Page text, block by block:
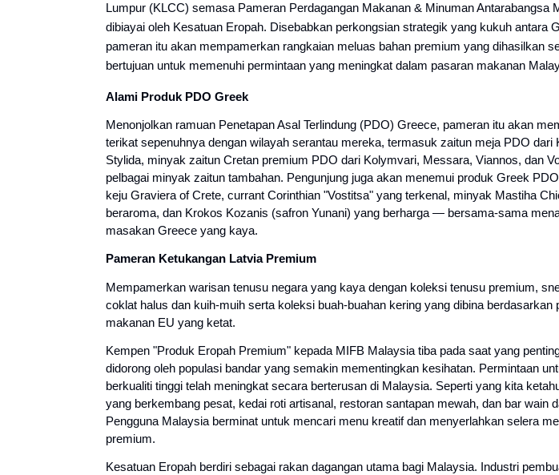
Lumpur (KLCC) semasa Pameran Perdagangan Makanan & Minuman Antarabangsa
dibiayai oleh Kesatuan Eropah. Disebabkan perkongsian strategik yang kukuh antara
pameran itu akan mempamerkan rangkaian meluas bahan premium yang dihasilkan
bertujuan untuk memenuhi permintaan yang meningkat dalam pasaran makanan
Alami Produk PDO Greek
Menonjolkan ramuan Penetapan Asal Terlindung (PDO) Greece, pameran itu akan
terikat sepenuhnya dengan wilayah serantau mereka, termasuk zaitun meja PDO dari
Stylida, minyak zaitun Cretan premium PDO dari Kolymvari, Messara, Viannos, dan
pelbagai minyak zaitun tambahan. Pengunjung juga akan menemui produk Greek
keju Graviera of Crete, currant Corinthian "Vostitsa" yang terkenal, minyak Mastiha
beraroma, dan Krokos Kozanis (safron Yunani) yang berharga — bersama-sama
masakan Greece yang kaya.
Pameran Ketukangan Latvia Premium
Mempamerkan warisan tenusu negara yang kaya dengan koleksi tenusu premium,
coklat halus dan kuih-muih serta koleksi buah-buahan kering yang dibina berdasarkan
makanan EU yang ketat.
Kempen "Produk Eropah Premium" kepada MIFB Malaysia tiba pada saat yang
didorong oleh populasi bandar yang semakin mementingkan kesihatan. Permintaan
berkualiti tinggi telah meningkat secara berterusan di Malaysia. Seperti yang kita
yang berkembang pesat, kedai roti artisanal, restoran santapan mewah, dan bar wain
Pengguna Malaysia berminat untuk mencari menu kreatif dan menyerlahkan selera
premium.
Kesatuan Eropah berdiri sebagai rakan dagangan utama bagi Malaysia. Industri